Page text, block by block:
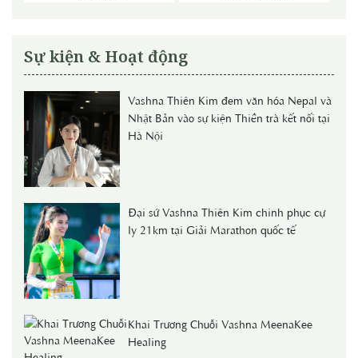
Sự kiện & Hoạt động
Vashna Thiên Kim đem văn hóa Nepal và
Nhật Bản vào sự kiện Thiền trà kết nối tại
Hà Nội
Đại sứ Vashna Thiên Kim chinh phục cự
ly 21km tại Giải Marathon quốc tế
Khai Trương Chuỗi Vashna MeenaKee
Healing